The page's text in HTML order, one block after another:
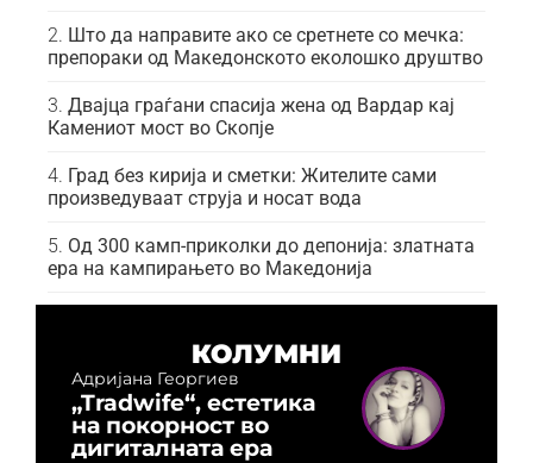
Што да направите ако се сретнете со мечка:
препораки од Македонското еколошко друштво
Двајца граѓани спасија жена од Вардар кај
Камениот мост во Скопје
Град без кирија и сметки: Жителите сами
произведуваат струја и носат вода
Од 300 камп-приколки до депонија: златната
ера на кампирањето во Македонија
КОЛУМНИ
Адријана Георгиев
„Tradwife“, естетика
на покорност во
дигиталната ера